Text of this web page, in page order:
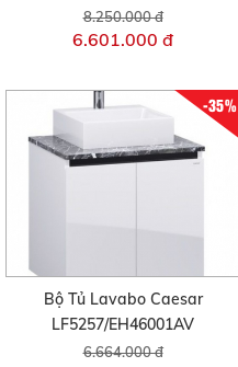
8.250.000 đ
6.601.000 đ
-35%
Bộ Tủ Lavabo Caesar
LF5257/EH46001AV
6.664.000 đ